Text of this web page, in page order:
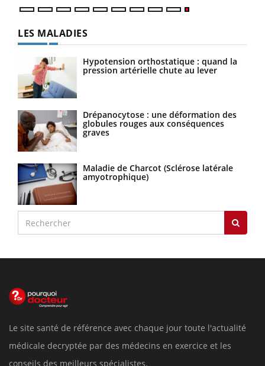
LES MALADIES
Hypotension orthostatique : quand la
pression artérielle chute au lever
Drépanocytose : une déformation des
globules rouges aux conséquences
graves
Maladie de Charcot (Sclérose latérale
amyotrophique)
Le site santé de référence avec chaque jour toute l'actualité
médicale decryptée par des médecins en exercice et les
conseils des meilleurs spécialistes.